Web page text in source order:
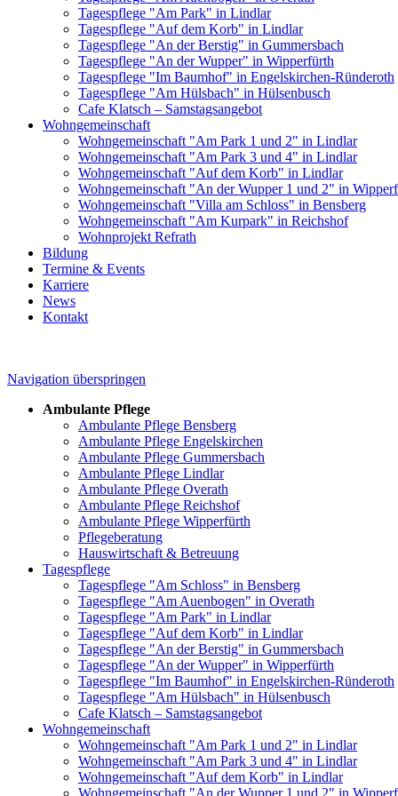
Tagespflege "Am Park" in Lindlar
Tagespflege "Auf dem Korb" in Lindlar
Tagespflege "An der Berstig" in Gummersbach
Tagespflege "An der Wupper" in Wipperfürth
Tagespflege "Im Baumhof" in Engelskirchen-Ründeroth
Tagespflege "Am Hülsbach" in Hülsenbusch
Cafe Klatsch – Samstagsangebot
Wohngemeinschaft
Wohngemeinschaft "Am Park 1 und 2" in Lindlar
Wohngemeinschaft "Am Park 3 und 4" in Lindlar
Wohngemeinschaft "Auf dem Korb" in Lindlar
Wohngemeinschaft "An der Wupper 1 und 2" in
Wohngemeinschaft "Villa am Schloss" in Bensberg
Wohngemeinschaft "Am Kurpark" in Reichshof
Wohnprojekt Refrath
Bildung
Termine & Events
Karriere
News
Kontakt
Navigation überspringen
Ambulante Pflege
Ambulante Pflege Bensberg
Ambulante Pflege Engelskirchen
Ambulante Pflege Gummersbach
Ambulante Pflege Lindlar
Ambulante Pflege Overath
Ambulante Pflege Reichshof
Ambulante Pflege Wipperfürth
Pflegeberatung
Hauswirtschaft & Betreuung
Tagespflege
Tagespflege "Am Schloss" in Bensberg
Tagespflege "Am Auenbogen" in Overath
Tagespflege "Am Park" in Lindlar
Tagespflege "Auf dem Korb" in Lindlar
Tagespflege "An der Berstig" in Gummersbach
Tagespflege "An der Wupper" in Wipperfürth
Tagespflege "Im Baumhof" in Engelskirchen-Ründeroth
Tagespflege "Am Hülsbach" in Hülsenbusch
Cafe Klatsch – Samstagsangebot
Wohngemeinschaft
Wohngemeinschaft "Am Park 1 und 2" in Lindlar
Wohngemeinschaft "Am Park 3 und 4" in Lindlar
Wohngemeinschaft "Auf dem Korb" in Lindlar